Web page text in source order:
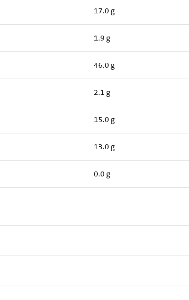
17.0 g
1.9 g
46.0 g
2.1 g
15.0 g
13.0 g
0.0 g